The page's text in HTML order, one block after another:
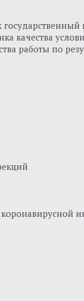
качества
работы по